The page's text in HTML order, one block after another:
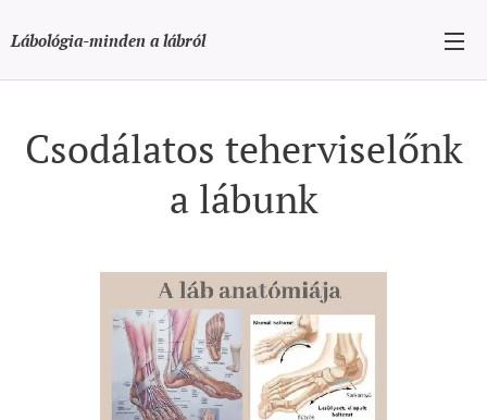
Lábológia-minden a lábról
Csodálatos teherviselőnk
a lábunk